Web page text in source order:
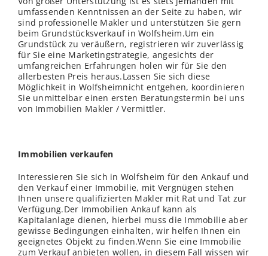
umfassenden Kenntnissen an der Seite zu haben, wir
sind professionelle Makler und unterstützen Sie gern
beim Grundstücksverkauf in Wolfsheim.Um ein
Grundstück zu veräußern, registrieren wir zuverlässig
für Sie eine Marketingstrategie, angesichts der
umfangreichen Erfahrungen holen wir für Sie den
allerbesten Preis heraus.Lassen Sie sich diese
Möglichkeit in Wolfsheimnicht entgehen, koordinieren
Sie unmittelbar einen ersten Beratungstermin bei uns
von Immobilien Makler / Vermittler.
Immobilien verkaufen
Interessieren Sie sich in Wolfsheim für den Ankauf und
den Verkauf einer Immobilie, mit Vergnügen stehen
Ihnen unsere qualifizierten Makler mit Rat und Tat zur
Verfügung.Der Immobilien Ankauf kann als
Kapitalanlage dienen, hierbei muss die Immobilie aber
gewisse Bedingungen einhalten, wir helfen Ihnen ein
geeignetes Objekt zu finden.Wenn Sie eine Immobilie
zum Verkauf anbieten wollen, in diesem Fall wissen wir